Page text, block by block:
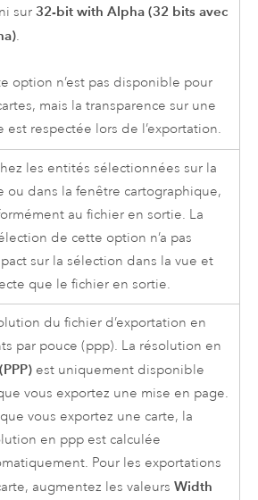
sur32-bit with Alpha (32 bits avec
.
option n’est pas disponible pour
mais la transparence sur une
est respectée lors de l’exportation.
les entités sélectionnées sur la
ou dans la fenêtre cartographique,
au fichier en sortie. La
de cette option n’a pas
sur la sélection dans la vue et
que le fichier en sortie.
du fichier d’exportation en
par pouce (ppp). La résolution en
est uniquement disponible
vous exportez une mise en page.
vous exportez une carte, la
en ppp est calculée
Pour les exportations
augmentez les valeursWidth